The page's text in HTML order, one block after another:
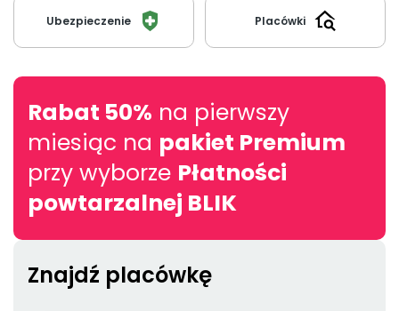
Ubezpieczenie Placówki
Rabat 50% na pierwszy
miesiąc na pakiet Premium
przy wyborze Płatności
powtarzalnej BLIK
Znajdź placówkę